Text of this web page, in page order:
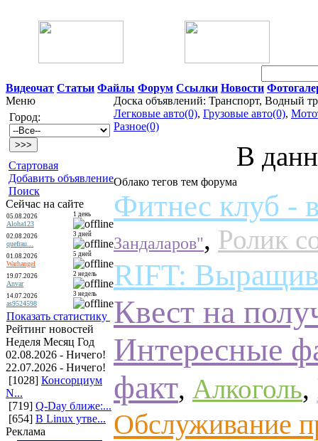
Видеочат Статьи Файлы Форум Ссылки Новости
Меню
Город:
Стартовая
Добавить объявление
Поиск
Сейчас на сайте
05.08.2026
Aloha123
1 день
02.08.2026
quefrau...
3 дней
01.08.2026
Warhangel
5 дней
19.07.2026
Anvar
2 недель
14.07.2026
as9524598
3 недель
Показать статистику
Рейтинг новостей
Неделя Месяц Год
02.08.2026 - Ничего!
22.07.2026 - Ничего!
[1028] Консорциум
N...
[719] Q-Day ближе:...
[654] В Linux утве...
Реклама
Доска объявлений: Транспорт, Водный
Легковые авто(0), Грузовые авто(0),
Разное(0)
В
Облако тегов тем форума
Фитнес клуб -
Зандаларов", Ролик
RIFT:
Квест на
Интересные
факт, Алкоголь,
Обслуживание